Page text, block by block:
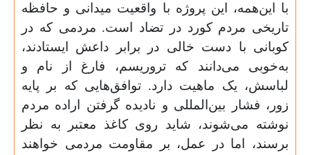
با این‌همه، این پروژه با واقعیت میدانی و حافظه
تاریخی مردم کورد در تضاد است. مردمی که در
کوبانی با دست خالی در برابر داعش ایستادند،
به‌خوبی می‌دانند که تروریسم، فارغ از نام و
لباسش، یک ماهیت دارد. توافق‌هایی که بر پایه
زور، فشار بین‌المللی و نادیده گرفتن اراده مردم
نوشته می‌شوند، شاید روی کاغذ معتبر به نظر
برسند، اما در عمل، بر مقاومت مردمی خواهند